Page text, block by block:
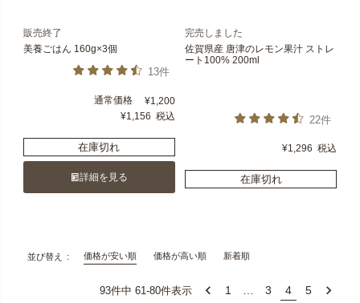
販売終了
美養ごはん 160g×3個
13件
通常価格 ¥1,200
¥1,156 税込
在庫切れ
詳細を見る
完売しました
佐賀県産 唐津のレモン果汁 ストレ
ート100% 200ml
22件
¥1,296 税込
在庫切れ
並び替え 価格が安い順 価格が高い順 新着順
93件中 61-80件表示 1 3 4 5